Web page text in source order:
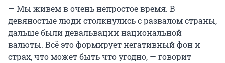
— Мы живем в очень непростое время. В
девяностые люди столкнулись с развалом страны,
дальше были девальвации национальной
валюты. Всё это формирует негативный фон и
страх, что может быть что угодно, — говорит